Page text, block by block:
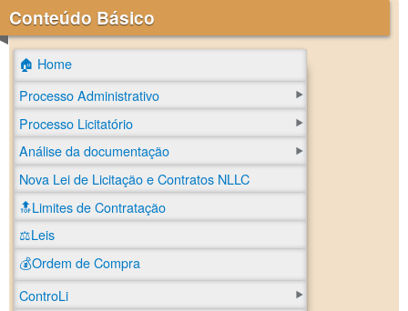
Conteúdo Básico
🏠 Home
Processo Administrativo
Processo Licitatório
Análise da documentação
Nova Lei de Licitação e Contratos NLLC
🔝Limites de Contratação
⚖️Leis
💰Ordem de Compra
ControLi